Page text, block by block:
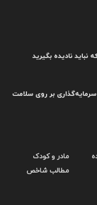
بر روی سلامت
مادر و کودک
مطالب شاخص